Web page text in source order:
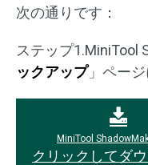
次の通りです：
ステップ1.MiniTool
ックアップ」ページ
MiniTool
クリックしてダ